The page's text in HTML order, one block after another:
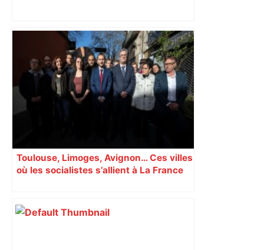
Transports perturbés, parcours,
programme… Tout ce qu’il faut savoir
avant la Marche des Fiertés à Toulouse
ce samedi – ladepeche.fr
Toulouse, Limoges, Avignon… Ces villes
où les socialistes s’allient à La France